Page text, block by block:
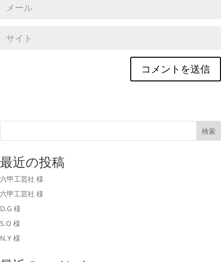
検索
最近の投稿
六甲工芸社 様
六甲工芸社 様
D.G 様
S.O 様
N.Y 様